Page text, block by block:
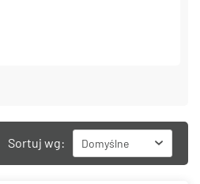
Sortuj wg: Domyślne